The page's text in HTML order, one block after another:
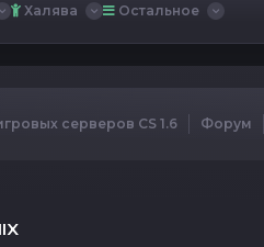
Халява Остальное
серверов CS 1.6 Форум